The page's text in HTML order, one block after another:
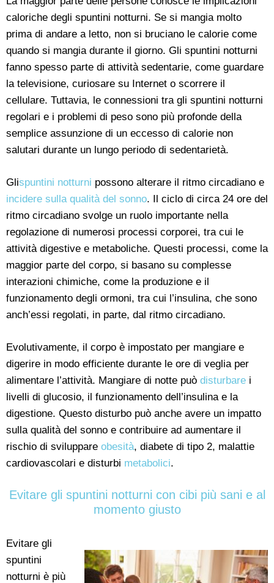
caloriche degli spuntini notturni. Se si mangia molto
prima di andare a letto, non si bruciano le calorie come
quando si mangia durante il giorno. Gli spuntini notturni
fanno spesso parte di attività sedentarie, come guardare
la televisione, curiosare su Internet o scorrere il
cellulare. Tuttavia, le connessioni tra gli spuntini notturni
regolari e i problemi di peso sono più profonde della
semplice assunzione di un eccesso di calorie non
salutari durante un lungo periodo di sedentarietà.
Glispuntini notturni possono alterare il ritmo circadiano e
incidere sulla qualità del sonno. Il ciclo di circa 24 ore del
ritmo circadiano svolge un ruolo importante nella
regolazione di numerosi processi corporei, tra cui le
attività digestive e metaboliche. Questi processi, come la
maggior parte del corpo, si basano su complesse
interazioni chimiche, come la produzione e il
funzionamento degli ormoni, tra cui l’insulina, che sono
anch’essi regolati, in parte, dal ritmo circadiano.
Evolutivamente, il corpo è impostato per mangiare e
digerire in modo efficiente durante le ore di veglia per
alimentare l’attività. Mangiare di notte può disturbare i
livelli di glucosio, il funzionamento dell’insulina e la
digestione. Questo disturbo può anche avere un impatto
sulla qualità del sonno e contribuire ad aumentare il
rischio di sviluppare obesità, diabete di tipo 2, malattie
cardiovascolari e disturbi metabolici.
Evitare gli spuntini notturni con cibi più sani e al
momento giusto
Evitare gli
spuntini
notturni è più